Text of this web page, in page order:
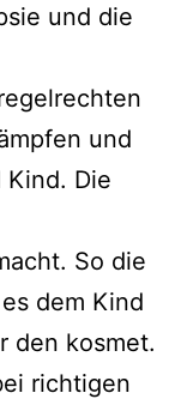
und die
und
Die
So die
dem Kind
den kosmet.
richtigen